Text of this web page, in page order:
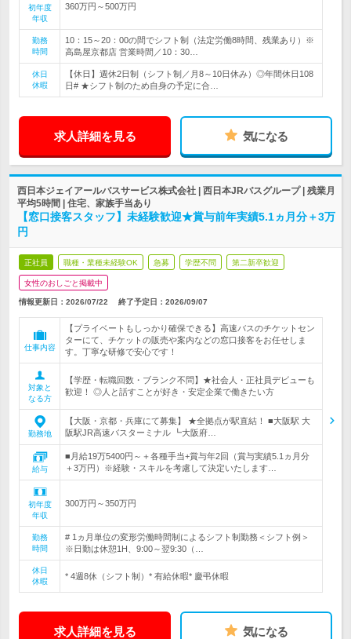
初年度
年収
360万円～500万円
勤務
時間
10：15～20：00の間でシフト制（法定労働8時間、残業あり）※
高島屋京都店 営業時間／10：30…
休日
休暇
【休日】週休2日制（シフト制／月8～10日休み）◎年間休日108
日# ★シフト制のため自身の予定に合…
求人詳細を見る 気になる
西日本ジェイアールバスサービス株式会社 | 西日本JRバスグループ | 残業月
平均5時間 | 住宅、家族手当あり
【窓口接客スタッフ】未経験歓迎★賞与前年実績5.1ヵ月分＋3万
円
正社員 職種・業種未経験OK 急募 学歴不問 第二新卒歓迎
女性のおしごと掲載中
情報更新日：2026/07/22 終了予定日： 2026/09/07
仕事内容
【プライベートもしっかり確保できる】高速バスのチケットセン
ターにて、チケットの販売や案内などの窓口接客をお任せしま
す。丁寧な研修で安心です！
対象と
なる方
【学歴・転職回数・ブランク不問】★社会人・正社員デビューも
歓迎！ ◎人と話すことが好き・安定企業で働きたい方
勤務地
【大阪・京都・兵庫にて募集】 ★全拠点が駅直結！ ■大阪駅 大
阪駅JR高速バスターミナル ┗大阪府…
給与
■月給19万5400円～＋各種手当+賞与年2回（賞与実績5.1ヵ月分
＋3万円）※経験・スキルを考慮して決定いたします…
初年度
年収
300万円～350万円
勤務
時間
# 1ヵ月単位の変形労働時間制によるシフト制勤務＜シフト例＞
※日勤は休憩1H、9:00～翌9:30（…
休日
休暇
* 4週8休（シフト制）* 有給休暇* 慶弔休暇
求人詳細を見る 気になる